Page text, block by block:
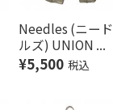
Needles (ニード
ルズ) UNION ...
¥5,500 税込